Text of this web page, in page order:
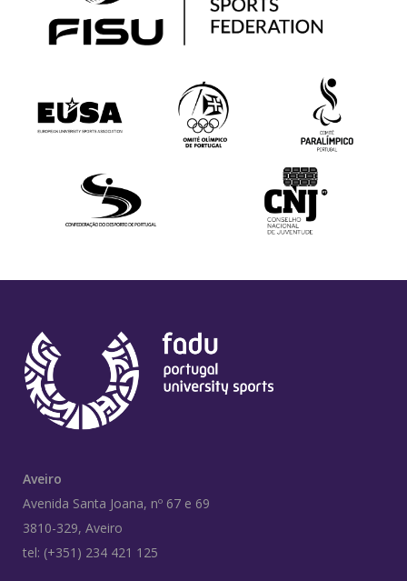
Aveiro
Avenida Santa Joana, nº 67 e 69
3810-329, Aveiro
tel: (+351) 234 421 125